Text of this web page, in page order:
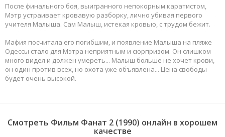
После финального боя, выигранного непокорным каратистом,
Мэтр устраивает кровавую разборку, лично убивая первого
учителя Малыша. Сам Малыш, истекая кровью, с трудом бежит.
Мафия посчитала его погибшим, и появление Малыша на пляже
Одессы стало для Мэтра неприятным и сюрпризом. Он слишком
много видел и должен умереть... Малыш больше не хочет крови,
он один против всех, но охота уже объявлена... Цена свободы
будет очень высокой.
Смотреть Фильм Фанат 2 (1990) онлайн в хорошем
качестве